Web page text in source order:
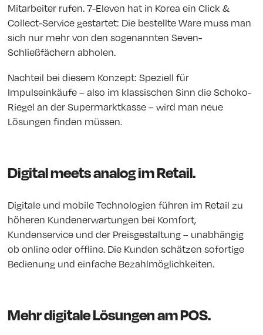
Mitarbeiter rufen. 7-Eleven hat in Korea ein Click &
Collect-Service gestartet: Die bestellte Ware muss man
sich nur mehr von den sogenannten Seven-
Schließfächern abholen.
Nachteil bei diesem Konzept: Speziell für
Impulseinkäufe – also im klassischen Sinn die Schoko-
Riegel an der Supermarktkasse – wird man neue
Lösungen finden müssen.
Digital meets analog im Retail.
Digitale und mobile Technologien führen im Retail zu
höheren Kundenerwartungen bei Komfort,
Kundenservice und der Preisgestaltung – unabhängig
ob online oder offline. Die Kunden schätzen sofortige
Bedienung und einfache Bezahlmöglichkeiten.
Mehr digitale Lösungen am POS.